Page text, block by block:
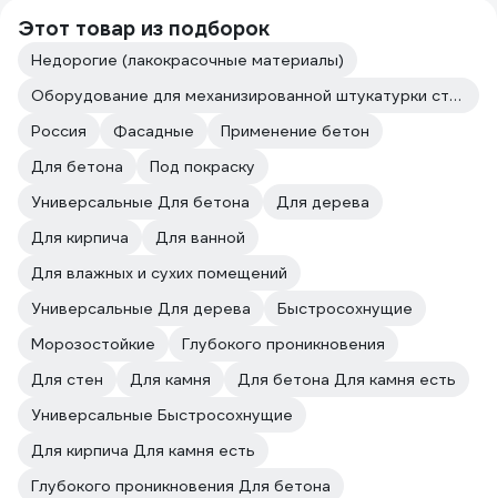
Этот товар из подборок
Недорогие (лакокрасочные материалы)
Оборудование для механизированной штукатурки стен
Россия
Фасадные
Применение бетон
Для бетона
Под покраску
Универсальные Для бетона
Для дерева
Для кирпича
Для ванной
Для влажных и сухих помещений
Универсальные Для дерева
Быстросохнущие
Морозостойкие
Глубокого проникновения
Для стен
Для камня
Для бетона Для камня есть
Универсальные Быстросохнущие
Для кирпича Для камня есть
Глубокого проникновения Для бетона